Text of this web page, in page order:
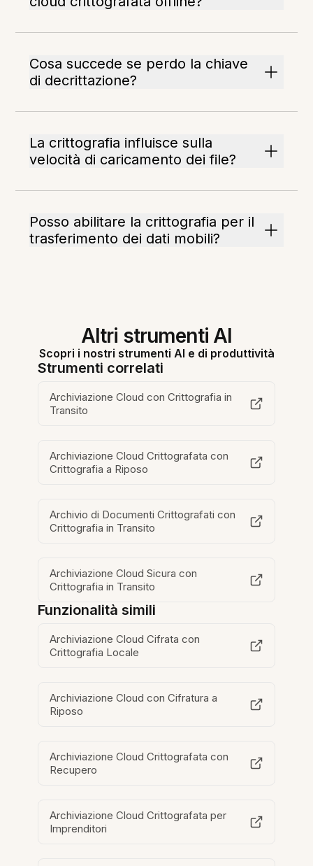
Cosa succede se perdo la chiave
di decrittazione?
La crittografia influisce sulla
velocità di caricamento dei file?
Posso abilitare la crittografia per il
trasferimento dei dati mobili?
Altri strumenti AI
Scopri i nostri strumenti AI e di produttività
Strumenti correlati
Archiviazione Cloud con Crittografia in
Transito
Archiviazione Cloud Crittografata con
Crittografia a Riposo
Archivio di Documenti Crittografati con
Crittografia in Transito
Archiviazione Cloud Sicura con
Crittografia in Transito
Funzionalità simili
Archiviazione Cloud Cifrata con
Crittografia Locale
Archiviazione Cloud con Cifratura a
Riposo
Archiviazione Cloud Crittografata con
Recupero
Archiviazione Cloud Crittografata per
Imprenditori